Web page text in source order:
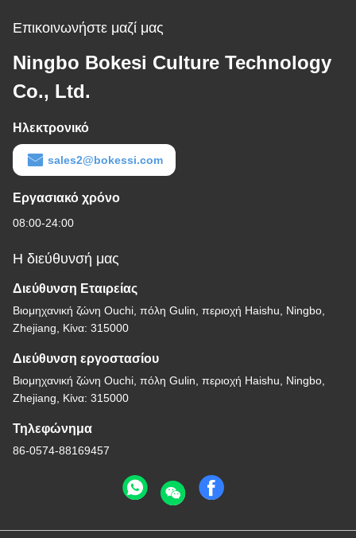
Επικοινωνήστε μαζί μας
Ningbo Bokesi Culture Technology
Co., Ltd.
Ηλεκτρονικό
sales2@bokessi.com
Εργασιακό χρόνο
08:00-24:00
Η διεύθυνσή μας
Διεύθυνση Εταιρείας
Βιομηχανική ζώνη Ouchi, πόλη Gulin, περιοχή Haishu, Ningbo,
Zhejiang, Κίνα: 315000
Διεύθυνση εργοστασίου
Βιομηχανική ζώνη Ouchi, πόλη Gulin, περιοχή Haishu, Ningbo,
Zhejiang, Κίνα: 315000
Τηλεφώνημα
86-0574-88169457